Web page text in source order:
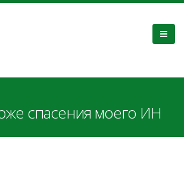
спасения моего ИН